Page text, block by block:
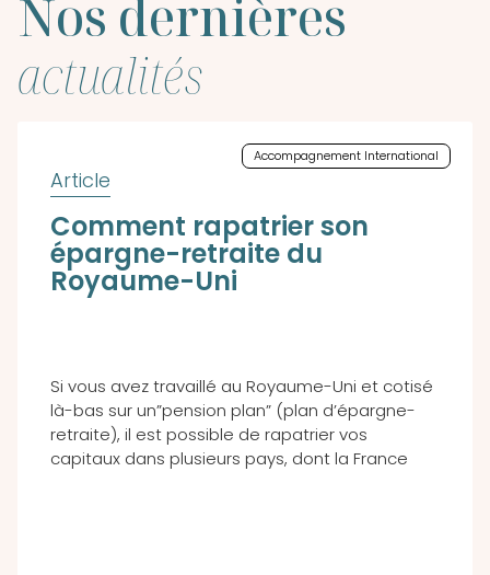
Nos dernières
actualités
Accompagnement International
Comment rapatrier son
épargne-retraite du
Royaume-Uni
Si vous avez travaillé au Royaume-Uni et cotisé
là-bas sur un”pension plan” (plan d’épargne-
retraite), il est possible de rapatrier vos
capitaux dans plusieurs pays, dont la France